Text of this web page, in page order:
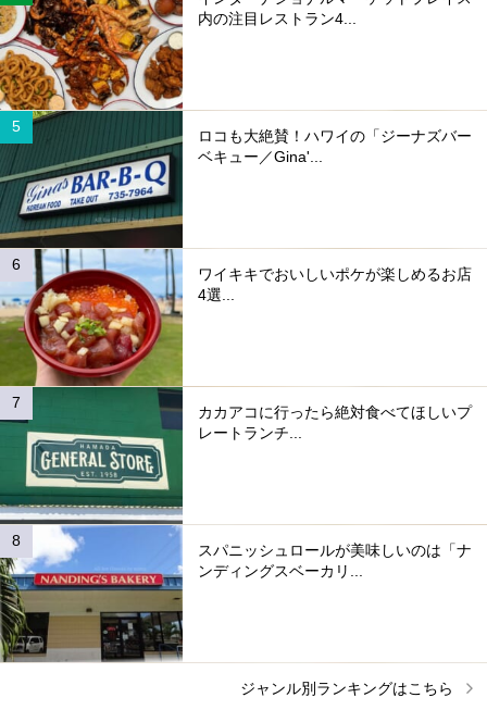
内の注目レストラン4...
ロコも大絶賛！ハワイの「ジーナズバー
ベキュー／Gina'...
ワイキキでおいしいポケが楽しめるお店
4選...
カカアコに行ったら絶対食べてほしいプ
レートランチ...
スパニッシュロールが美味しいのは「ナ
ンディングスベーカリ...
ジャンル別ランキングはこちら